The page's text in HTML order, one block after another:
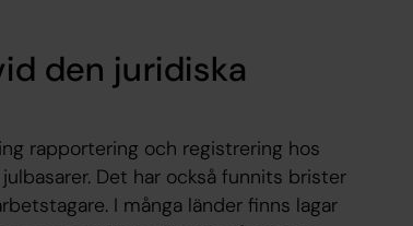
den juridiska
rapportering och registrering hos
Det har också funnits brister
I många länder finns lagar